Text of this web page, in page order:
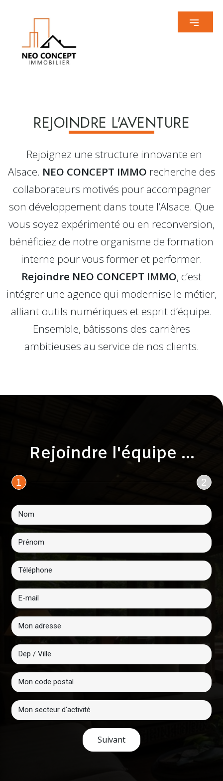
REJOINDRE L'AVENTURE
Rejoignez une structure innovante en
Alsace. NEO CONCEPT IMMO recherche des
collaborateurs motivés pour accompagner
son développement dans toute l’Alsace. Que
vous soyez expérimenté ou en reconversion,
bénéficiez de notre organisme de formation
interne pour vous former et performer.
Rejoindre NEO CONCEPT IMMO, c’est
intégrer une agence qui modernise le métier,
alliant outils numériques et esprit d’équipe.
Ensemble, bâtissons des carrières
ambitieuses au service de nos clients.
Rejoindre l'équipe ...
1 2
Suivant